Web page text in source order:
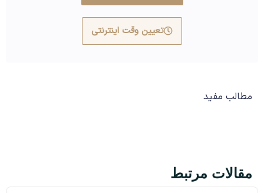
تعیین وقت اینترنتی
مطالب مفید
مقالات مرتبط